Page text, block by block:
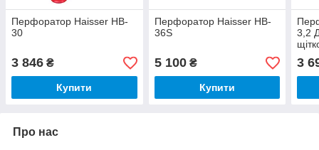
Перфоратор Haisser HB-
30
3 846 ₴
Купити
Перфоратор Haisser HB-
36S
5 100₴
Купити
3,2
3
Про нас